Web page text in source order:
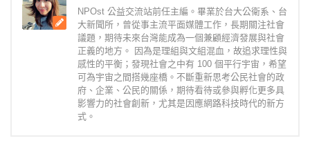
NPOst 公益交流站前任主編。畢業於台大公衛系、台
大新聞所，曾從事主流平面媒體工作，長期關注社會
議題，期待未來台灣能成為一個兼顧經濟發展與社會
正義的地方。 因為是理組與文組混血，故追求理性與
感性的平衡；發現社會之中有 100 個平行宇宙，希望
可為宇宙之間搭幾座橋。不斷重新思考公民社會的政
府、企業、公民的關係，期待看待或參與孵化更多具
影響力的社會創新，尤其是因應網路科技時代的新方
式。